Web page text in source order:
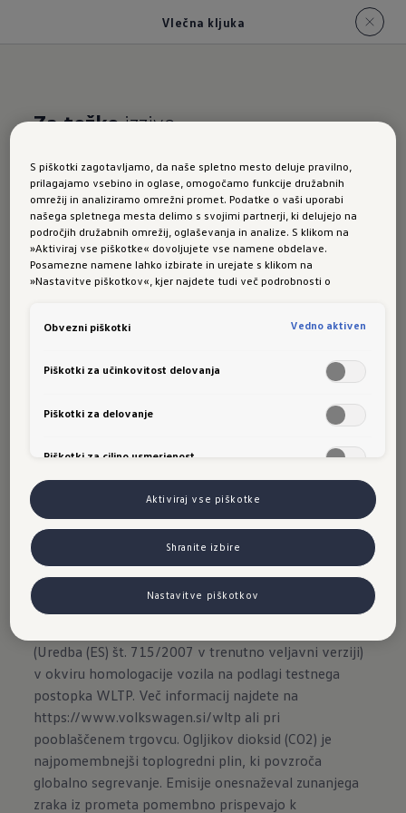
Vlečna kljuka
Za težkeizzive
Povečana priklopna
obremenitev
pogona 4MOTION Dualmotor primerna za vlečne
potrebujete, jo lahko z le nekaj prijemi
Z zavorami pri 8 % vzponu.
Izjava družbe Volkswagen o omejitvi odgovornosti
Informacije o porabi in CO2 se vedno nanašajo na
(Uredba (ES) št. 715/2007 v trenutno veljavni verziji)
v okviru homologacije vozila na podlagi testnega
postopka WLTP. Več informacij najdete na
https://www.volkswagen.si/wltp ali pri
pooblaščenem trgovcu. Ogljikov dioksid (CO2) je
najpomembnejši toplogredni plin, ki povzroča
globalno segrevanje. Emisije onesnaževal zunanjega
zraka iz prometa pomembno prispevajo k
S piškotki zagotavljamo, da naše spletno mesto deluje pravilno,
prilagajamo vsebino in oglase, omogočamo funkcije družabnih
omrežij in analiziramo omrežni promet. Podatke o vaši uporabi
našega spletnega mesta delimo s svojimi partnerji, ki delujejo na
področjih družabnih omrežij, oglaševanja in analize. S klikom na
»Aktiviraj vse piškotke« dovoljujete vse namene obdelave.
Posamezne namene lahko izbirate in urejate s klikom na
»Nastavitve piškotkov«, kjer najdete tudi več podrobnosti o
Obvezni piškotki
Vedno aktiven
Piškotki za učinkovitost delovanja
Piškotki za delovanje
Piškotki za ciljno usmerjenost
Aktiviraj vse piškotke
Shranite izbire
Nastavitve piškotkov